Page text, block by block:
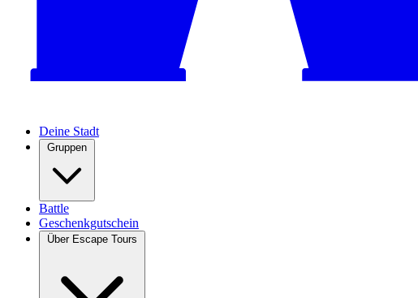
Deine Stadt
Gruppen
Battle
Geschenkgutschein
Über Escape Tours